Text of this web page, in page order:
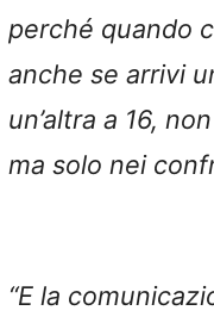
perché quando
anche se arrivi
un’altra a 16,
ma solo nei
“E la